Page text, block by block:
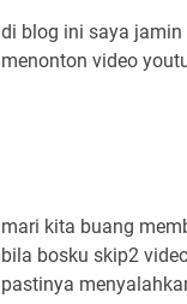
di blog ini saya jamin
menonton video
mari kita buang
bila bosku skip2
pastinya